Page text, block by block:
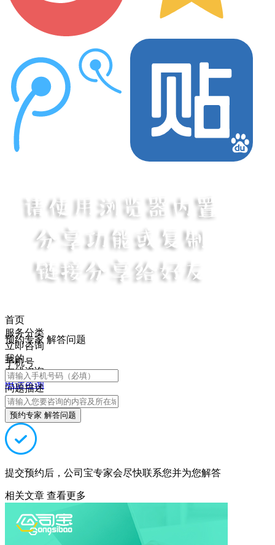
首页
服务分类
立即咨询
我的
在线咨询
电话咨询
预约专家 解答问题
手机号
问题描述
预约专家 解答问题
提交预约后，公司宝专家会尽快联系您并为您解答
相关文章 查看更多